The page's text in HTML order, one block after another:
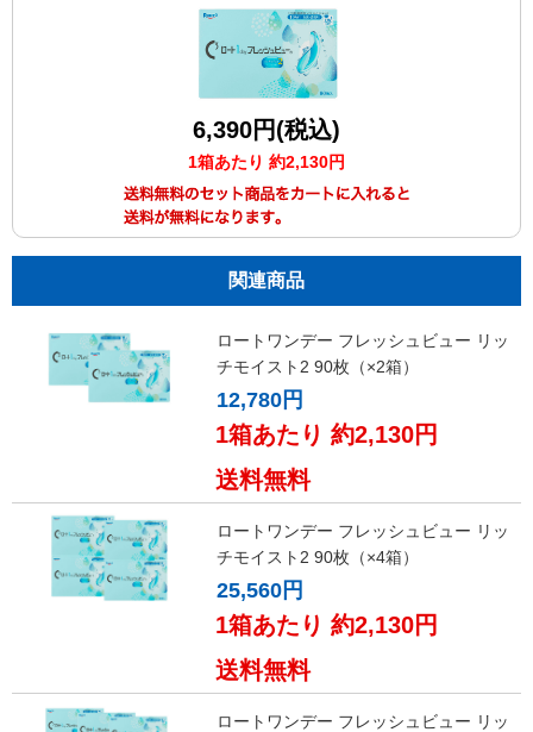
6,390円(税込)
1箱あたり 約2,130円
関連商品
ロートワンデー フレッシュビュー リッ
チモイスト2 90枚（×2箱）
12,780円
1箱あたり 約2,130円
送料無料
ロートワンデー フレッシュビュー リッ
チモイスト2 90枚（×4箱）
25,560円
1箱あたり 約2,130円
送料無料
ロートワンデー フレッシュビュー リッ